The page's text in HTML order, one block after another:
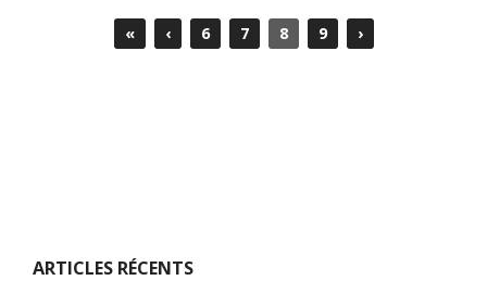
« ‹ 6 7 8 9 ›
ARTICLES RÉCENTS